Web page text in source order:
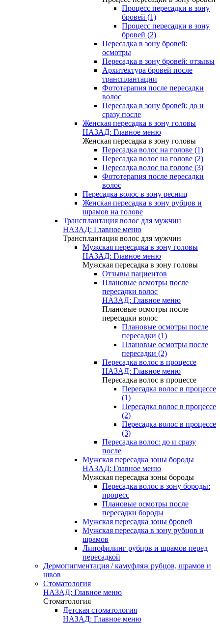
Процесс пересадки в зону
бровей (1)
Процесс пересадки в зону
бровей (2)
Пересадка в зону бровей:
осмотры
Пересадка в зону бровей: отзывы
Архитектура бровей после
трансплантации
Фототерапия после пересадки
волос
Пересадка в зону бровей: до и
сразу после
Женская пересадка в зону головы
НАЗАД: Главное меню
Женская пересадка в зону головы
Пересадка волос на голове (1)
Пересадка волос на голове (2)
Пересадка волос на голове (3)
Фототерапия после пересадки
волос
Пересадка волос в зону ресниц
Женская пересадка в зону рубцов и
шрамов на голове
Трансплантация волос для мужчин
НАЗАД: Главное меню
Трансплантация волос для мужчин
Мужская пересадка в зону головы
НАЗАД: Главное меню
Мужская пересадка в зону головы
Отзывы пациентов
Плановые осмотры после
пересадки волос
НАЗАД: Главное меню
Плановые осмотры после
пересадки волос
Плановые осмотры после
пересадки (1)
Плановые осмотры после
пересадки (2)
Пересадка волос в процессе
НАЗАД: Главное меню
Пересадка волос в процессе
Пересадка волос в процессе
(1)
Пересадка волос в процессе
(2)
Пересадка волос в процессе
(3)
Пересадка волос: до и сразу
после
Мужская пересадка зоны бороды
НАЗАД: Главное меню
Мужская пересадка зоны бороды
Пересадка волос в зону бороды:
процесс
Плановые осмотры после
пересадки бороды
Мужская пересадка зоны бровей
Мужская пересадка в зону рубцов и
шрамов
Липофилинг рубцов и шрамов перед
пересадкой
Дермопигментация / камуфляж рубцов, шрамов и
швов
Стоматология
НАЗАД: Главное меню
Стоматология
Детская стоматология
НАЗАД: Главное меню